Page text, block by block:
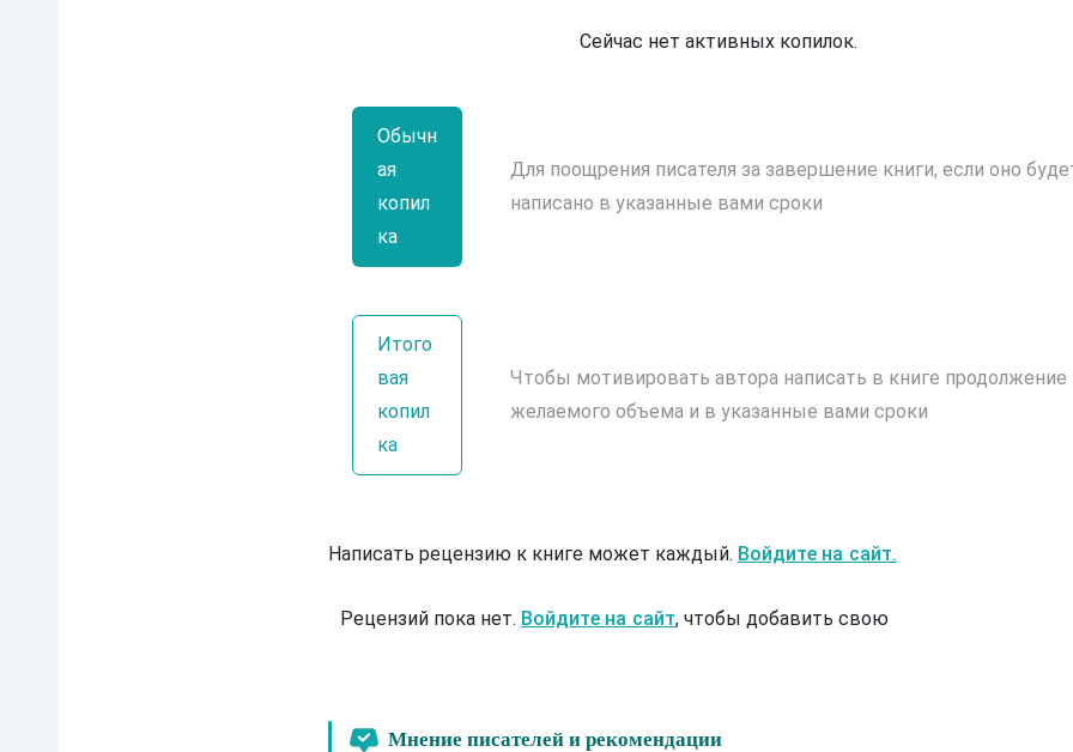
Сейчас нет активных копилок.
Обычн
ая
копил
ка
Для поощрения писателя за завершение книги, если оно
написано в указанные вами сроки
Итого
вая
копил
ка
Чтобы мотивировать автора написать в книге продолжение
желаемого объема и в указанные вами сроки
Написать рецензию к книге может каждый. Войдите на сайт.
Рецензий пока нет. Войдите на сайт, чтобы добавить свою
Мнение писателей и рекомендации